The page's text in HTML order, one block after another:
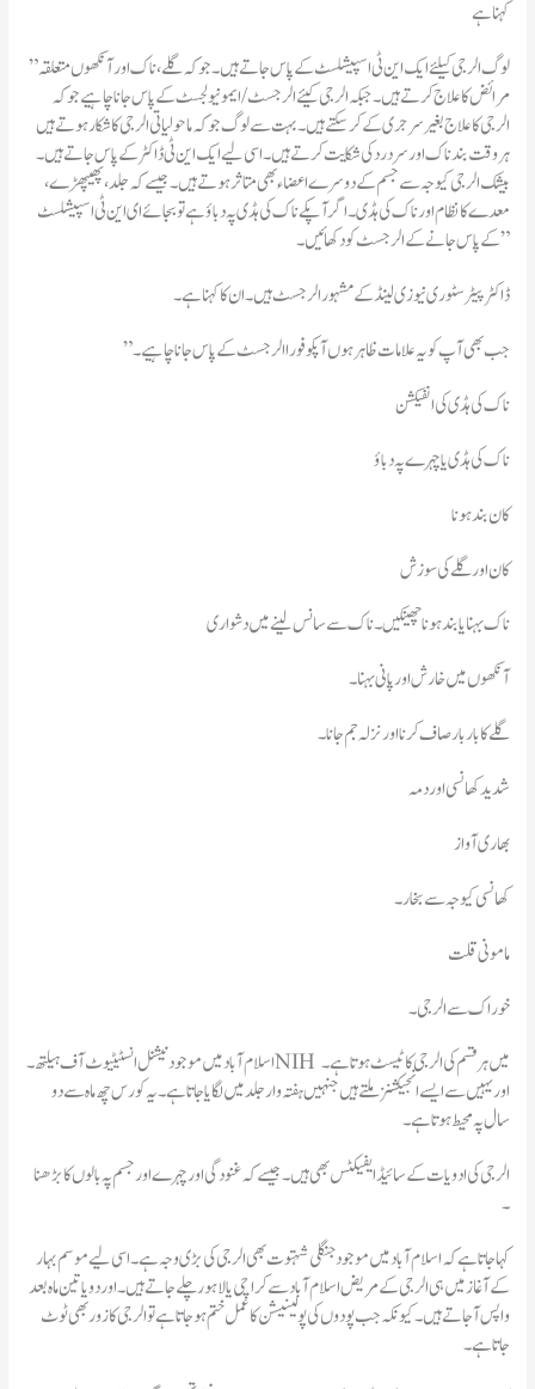
کہنا ہے
” لوگ الرجی کیلئے ایک این ٹی اسپیشلسٹ کے پاس جاتے ہیں۔جو کہ گلے، ناک اور آنکھوں متعلقہ
مرائض کا علاج کرتے ہیں۔جبکہ الرجی کیئےالرجسٹ / ایمونیولجسٹ کے پاس جانا چاہیے جو کہ
الرجی کا علاج بغیر سرجری کے کر سکتے ہیں۔بہت سے لوگ جو کہ ماحولیاتی الرجی کا شکار ہوتے ہیں
ہر وقت بند ناک اور سر درد کی شکایت کرتے ہیں۔اسی لیے ایک این ٹی ڈاکٹر کے پاس جاتے ہیں۔
بیشک الرجی کیوجہ سے جسم کے دوسرے اعضاء بھی متاثر ہوتے ہیں۔جیسےکہ جلد، پھیپھڑے،
معدے کا نظام اور ناک کی ہڈی۔اگر آپکے ناک کی ہڈی پہ دباؤ ہے تو بجائے ای این ٹی اسپیشلسٹ
کے پاس جانے کے الرجسٹ کو دکھائیں۔”
ڈاکٹر پیٹر سٹوری نیوزی لینڈ کے مشہور الرجسٹ ہیں۔ان کا کہنا ہے۔
” جب بھی آپ کو یہ علامات ظاہر ہوں آپکو فورا الرجسٹ کے پاس جانا چاہیے۔
ناک کی ہڈی کی انفیکشن
ناک کی ہڈی یا چہرے پہ دباؤ
کان بند ہونا
کان اور گلے کی سوزش
ناک بہنا یا بند ہونا چھینکیں۔ناک سے سانس لینے میں دشواری
آنکھوں میں خارش اور پانی بہنا۔
گلے کا بار بار صاف کرنا اور نزلہ جم جانا۔
شدید کھانسی اور دمہ
بھاری آواز
کھانسی کیوجہ سے بخار۔
مامونی قلت
خوراک سے الرجی۔
اسلام آباد میں موجود نیشنل انسٹیٹیوٹ آف ہیلتھ۔NIH میں ہر قسم کی الرجی کا ٹیسٹ ہوتا ہے۔
اور یہیں سے ایسے انجیکشنزملتے ہیں جنہیں ہفتہ وار جلد میں لگایا جاتا ہے۔یہ کورس چھ ماہ سے دو
سال پہ محیط ہوتا ہے۔
۔
کے آغاز میں ہی الرجی کے مریض اسلام آباد سے کراچی یا لاہور چلے جاتے ہیں۔اور دو یا تین ماہ بعد
واپس آ جاتے ہیں۔کیونکہ جب پودوں کی پولینیشن کا عمل ختم ہو جاتا ہے تو الرجی کا زور بھی ٹوٹ
جاتا ہے۔